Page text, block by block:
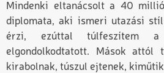
Mindenki eltanácsolt a 40
diplomata, aki ismeri utazási
érzi, ezúttal túlfeszítem
elgondolkodtatott. Mások
kirabolnak, túszul ejtenek,